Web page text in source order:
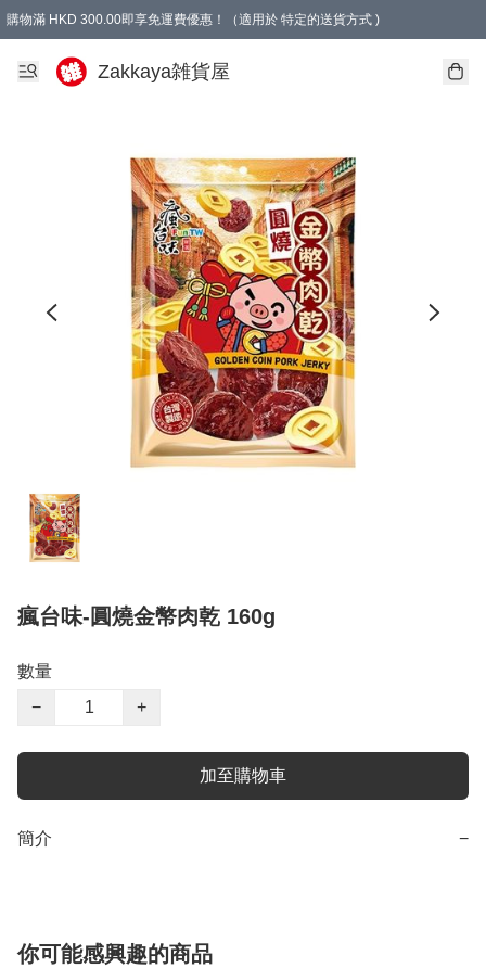
購物滿 HKD 300.00即享免運費優惠！（適用於 特定的送貨方式 )
Zakkaya雑貨屋
瘋台味-圓燒金幣肉乾 160g
數量
−
+
加至購物車
簡介 −
你可能感興趣的商品